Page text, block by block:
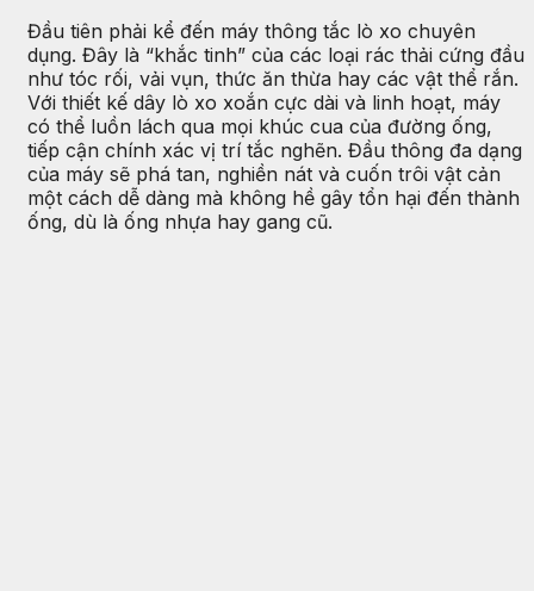
Đầu tiên phải kể đến máy thông tắc lò xo chuyên
dụng. Đây là “khắc tinh” của các loại rác thải cứng đầu
như tóc rối, vải vụn, thức ăn thừa hay các vật thể rắn.
Với thiết kế dây lò xo xoắn cực dài và linh hoạt, máy
có thể luồn lách qua mọi khúc cua của đường ống,
tiếp cận chính xác vị trí tắc nghẽn. Đầu thông đa dạng
của máy sẽ phá tan, nghiền nát và cuốn trôi vật cản
một cách dễ dàng mà không hề gây tổn hại đến thành
ống, dù là ống nhựa hay gang cũ.